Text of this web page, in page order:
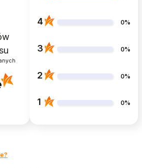
4 0%
3 0%
2 0%
1 0%